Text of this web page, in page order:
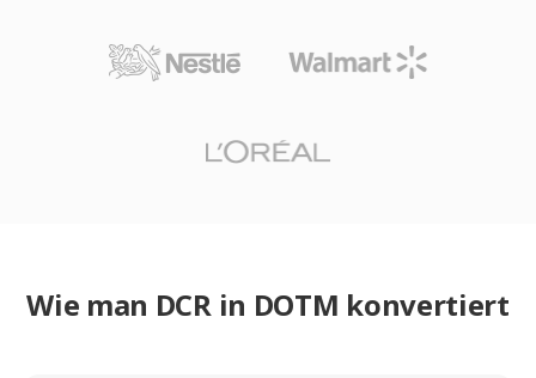
Wie man DCR in DOTM konvertiert